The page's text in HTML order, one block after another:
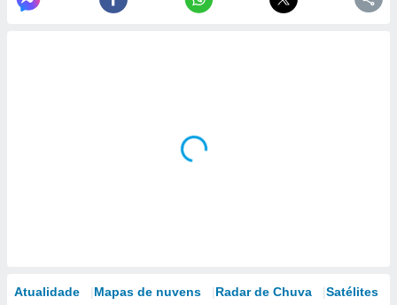
Atualidade Mapas de nuvens Radar de Chuva Satélites